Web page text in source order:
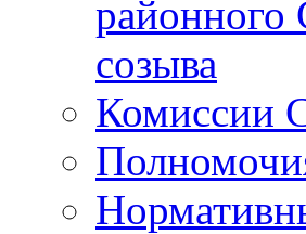
районного
созыва
Комиссии